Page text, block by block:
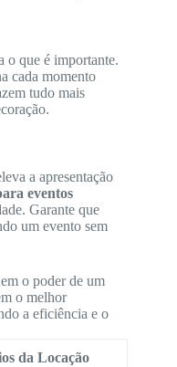
o que é importante.
cada momento
tudo mais
a apresentação
eventos
Garante que
um evento sem
o poder de um
o melhor
a eficiência e o
da Locação